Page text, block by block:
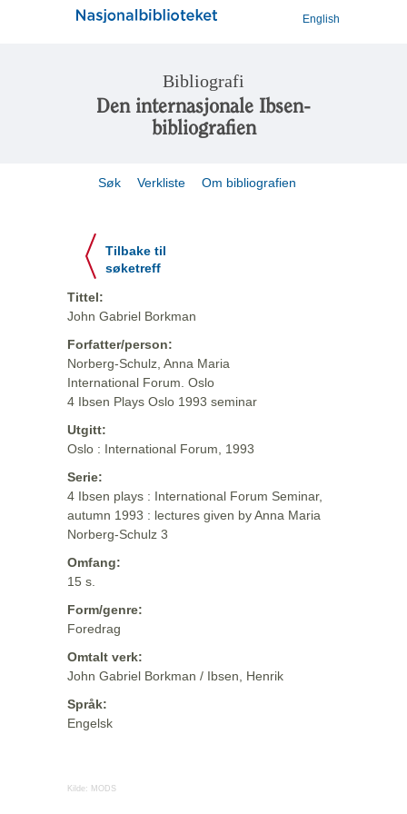
English
Bibliografi
Den internasjonale Ibsen-
bibliografien
Søk Verkliste Om bibliografien
Tilbake til
søketreff
Tittel:
John Gabriel Borkman
Forfatter/person:
Norberg-Schulz, Anna Maria
International Forum. Oslo
4 Ibsen Plays Oslo 1993 seminar
Utgitt:
Oslo : International Forum, 1993
Serie:
4 Ibsen plays : International Forum Seminar,
autumn 1993 : lectures given by Anna Maria
Norberg-Schulz 3
Omfang:
15 s.
Form/genre:
Foredrag
Omtalt verk:
John Gabriel Borkman / Ibsen, Henrik
Språk:
Engelsk
Kilde: MODS